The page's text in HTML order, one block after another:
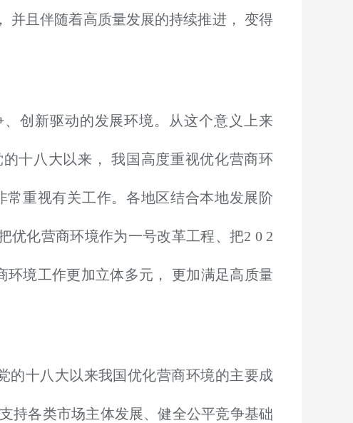
并且伴随着高质量发展的持续推进， 变得
创新驱动的发展环境。从这个意义上来
十八大以来， 我国高度重视优化营商环
重视有关工作。各地区结合本地发展阶
优化营商环境作为一号改革工程、把2 0 2
境工作更加立体多元， 更加满足高质量
的十八大以来我国优化营商环境的主要成
持各类市场主体发展、健全公平竞争基础